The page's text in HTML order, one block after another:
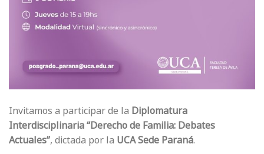
Invitamos a participar de la Diplomatura
Interdisciplinaria “Derecho de Familia: Debates
Actuales”, dictada por la UCA Sede Paraná.